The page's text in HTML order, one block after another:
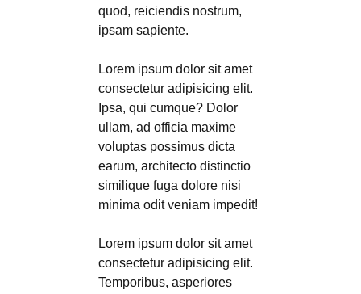
quod, reiciendis nostrum,
ipsam sapiente.
Lorem ipsum dolor sit amet
consectetur adipisicing elit.
Ipsa, qui cumque? Dolor
ullam, ad officia maxime
voluptas possimus dicta
earum, architecto distinctio
similique fuga dolore nisi
minima odit veniam impedit!
Lorem ipsum dolor sit amet
consectetur adipisicing elit.
Temporibus, asperiores